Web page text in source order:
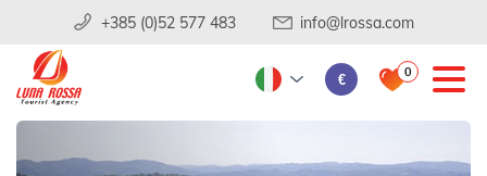
+385 (0)52 577 483 info@lrossa.com
€ 0